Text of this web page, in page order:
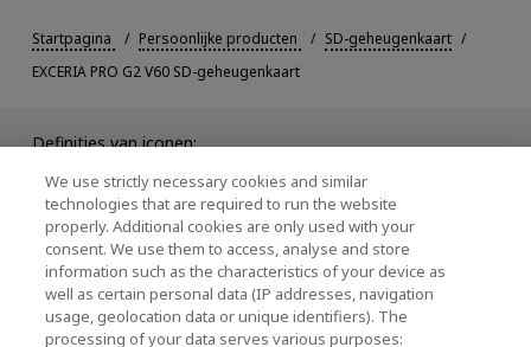
Startpagina Persoonlijke producten
SD-geheugenkaart
EXCERIA PRO G2 V60 SD-geheugenkaart
Definities van iconen:
Een nieuw scherm open.
PDF opent in een nieuw scherm.
Er wordt een modaal venster geopend.
We use strictly necessary cookies and similar
technologies that are required to run the website
properly. Additional cookies are only used with your
consent. We use them to access, analyse and store
information such as the characteristics of your device as
well as certain personal data (IP addresses, navigation
usage, geolocation data or unique identifiers). The
processing of your data serves various purposes: